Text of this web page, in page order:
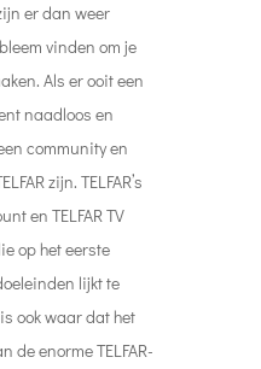
er dan weer
vinden om je
Als er ooit een
naadloos en
community en
zijn. TELFAR’s
en TELFAR TV
op het eerste
lijkt te
ook waar dat het
de enorme TELFAR-